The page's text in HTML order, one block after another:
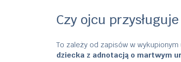
Czy ojcu
To zależy od zapisów w
dziecka z adnotacją o martwym